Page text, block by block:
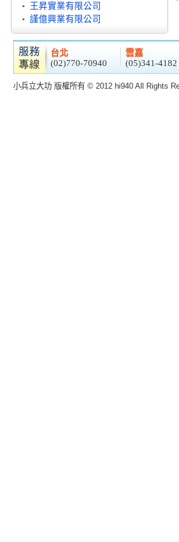
王昇實業有限公司
謹億興業有限公司
台北
(02)770-70940
雲嘉
(05)341-4182
小兵立大功 版權所有 © 2012 hi940 All Rights